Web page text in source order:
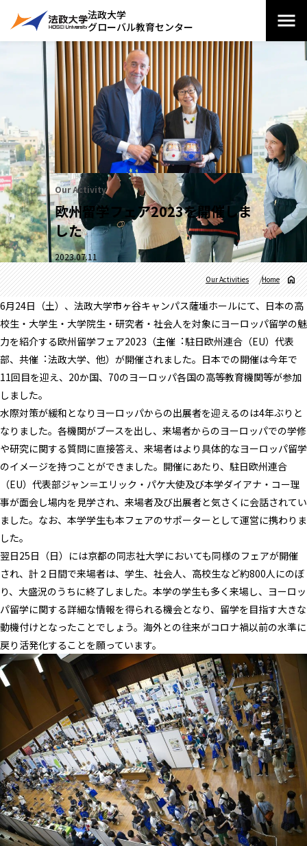
法政大学
グローバル教育センター
Our Activity
欧州留学フェア2023を開催しま
した
2023.07.11
Home
Our Activities
6月24日（土）、法政⼤学市ヶ谷キャンパス薩埵ホールにて、⽇本の⾼
校⽣・⼤学⽣・⼤学院⽣・研究者・社会⼈を対象にヨーロッパ留学の魅
⼒を紹介する欧州留学フェア2023（主催︓駐⽇欧州連合（EU）代表
部、共催︓法政⼤学、他）が開催されました。⽇本での開催は今年で
11回⽬を迎え、20か国、70のヨーロッパ各国の高等教育機関等が参加
しました。
水際対策が緩和となりヨーロッパからの出展者を迎えるのは4年ぶりと
なりました。各機関がブースを出し、来場者からのヨーロッパでの学修
や研究に関する質問に直接答え、来場者はより具体的なヨーロッパ留学
のイメージを持つことができました。開催にあたり、駐日欧州連合
（EU）代表部ジャン＝エリック・パケ大使及び本学ダイアナ・コー理
事が面会し場内を見学され、来場者及び出展者と気さくに会話されてい
ました。なお、本学学生も本フェアのサポーターとして運営に携わりま
した。
翌⽇25⽇（日）には京都の同志社大学においても同様のフェアが開催
され、計２⽇間で来場者は、学⽣、社会⼈、⾼校⽣など約800⼈にのぼ
り、大盛況のうちに終了しました。本学の学⽣も多く来場し、ヨーロッ
パ留学に関する詳細な情報を得られる機会となり、留学を⽬指す⼤きな
動機付けとなったことでしょう。海外との往来がコロナ禍以前の水準に
戻り活発化することを願っています。